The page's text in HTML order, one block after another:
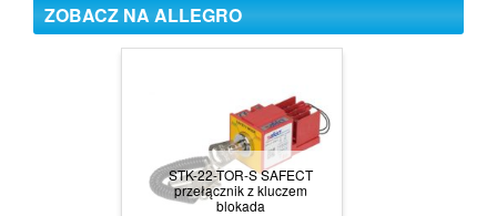
ZOBACZ NA ALLEGRO
STK-22-TOR-S SAFECT
przełącznik z kluczem
blokada